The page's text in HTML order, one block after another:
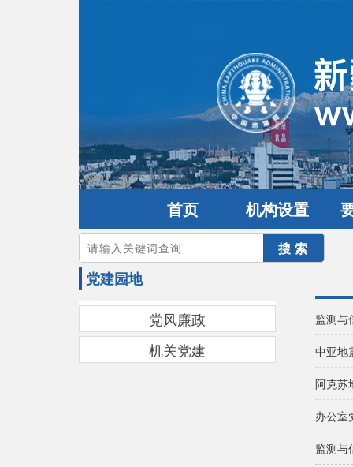
首页 机构设置
您的当前位置：首页>党建园地
党建园地
党风廉政
机关党建
监测与
中亚地
阿克苏
办公室
监测与